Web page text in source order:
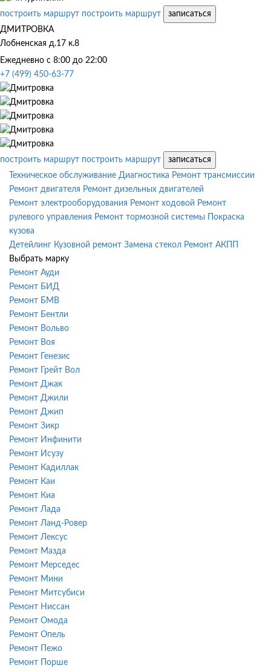
построить маршрут построить маршрут
записаться
ДМИТРОВКА
Лобненская д.17 к.8
Ежедневно с 8:00 до 22:00
+7 (499) 450-63-77
построить маршрут построить маршрут
записаться
Техническое обслуживание Диагностика Ремонт трансмиссии
Ремонт двигателя Ремонт дизельных двигателей
Ремонт электрооборудования Ремонт ходовой Ремонт
рулевого управления Ремонт тормозной системы
Покраска
кузова
Детейлинг Кузовной ремонт Замена стекол Ремонт АКПП
Выбрать марку
Ремонт Ауди
Ремонт БИД
Ремонт БМВ
Ремонт Бентли
Ремонт Вольво
Ремонт Воя
Ремонт Генезис
Ремонт Грейт Вол
Ремонт Джак
Ремонт Джили
Ремонт Джип
Ремонт Зикр
Ремонт Инфинити
Ремонт Исузу
Ремонт Кадиллак
Ремонт Каи
Ремонт Киа
Ремонт Лада
Ремонт Ланд-Ровер
Ремонт Лексус
Ремонт Мазда
Ремонт Мерседес
Ремонт Мини
Ремонт Митсубиси
Ремонт Ниссан
Ремонт Омода
Ремонт Опель
Ремонт Пежо
Ремонт Порше